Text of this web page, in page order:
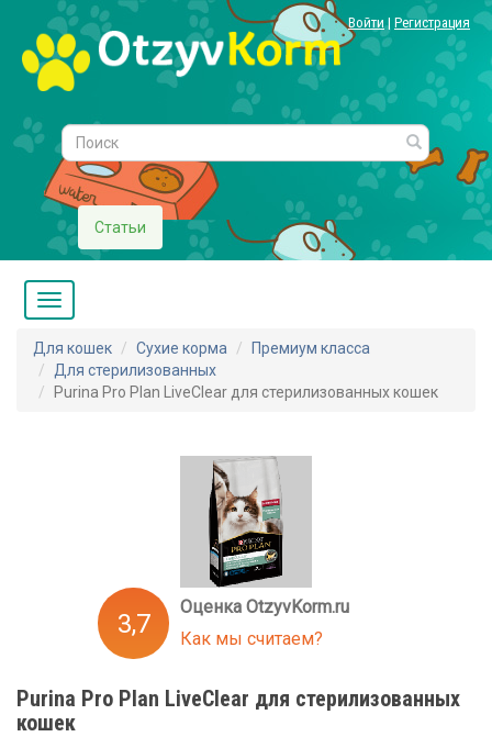
Войти| Регистрация
Статьи
Для кошек Сухие корма
Премиум класса
Для стерилизованных
Purina Pro Plan LiveClear для стерилизованных кошек
3,7
Оценка OtzyvKorm.ru
Как мы считаем?
Purina Pro Plan LiveClear для стерилизованных
кошек